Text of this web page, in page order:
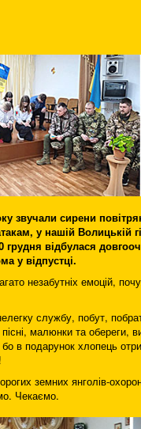
звучали сирени
у нашій Волицькій
грудня відбулася
у відпустці.
незабутніх емоцій,
службу, побут,
малюнки та
в подарунок хлопець
земних янголів-
Чекаємо.